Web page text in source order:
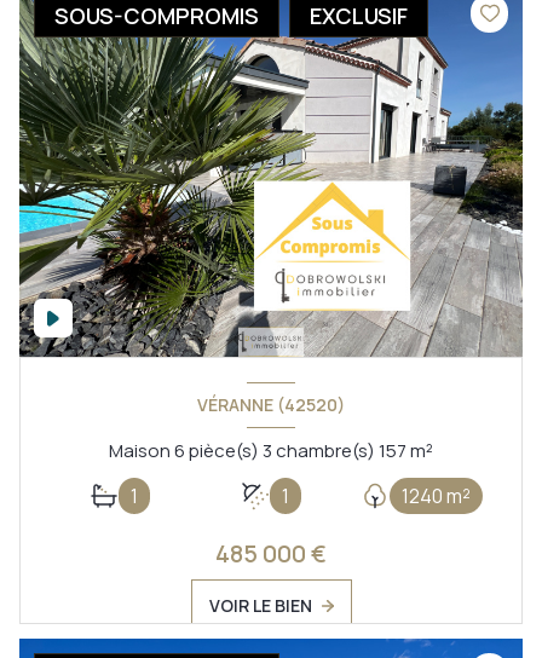
SOUS-COMPROMIS EXCLUSIF
VÉRANNE (42520)
Maison 6 pièce(s) 3 chambre(s) 157 m²
1 1 1240 m²
485 000 €
VOIR LE BIEN